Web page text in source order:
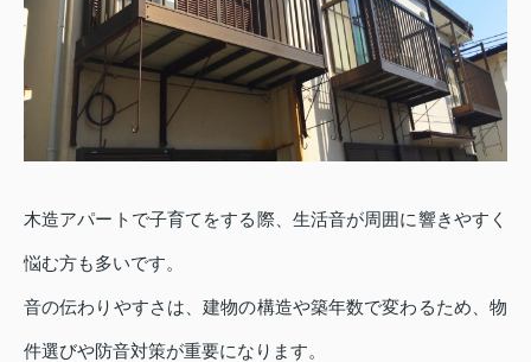
木造アパートで子育てをする際、生活音が周囲に響きやすく
悩む方も多いです。
音の伝わりやすさは、建物の構造や築年数で変わるため、物
件選びや防音対策が重要になります。